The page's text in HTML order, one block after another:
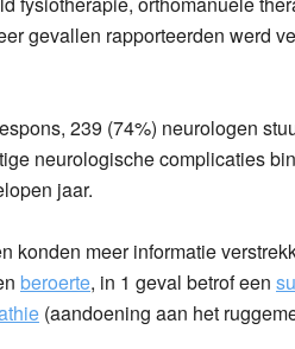
gevallen rapporteerden werd
239 (74%) neurologen
neurologische complicaties
jaar.
konden meer informatie
beroerte, in 1 geval betrof een
(aandoening aan het